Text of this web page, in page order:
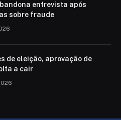
entrevista após
sobre fraude
de eleição, aprovação de
a cair